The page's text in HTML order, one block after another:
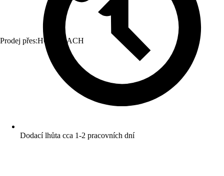
Prodej přes:HORNBACH
Dodací lhůta cca 1-2 pracovních dní